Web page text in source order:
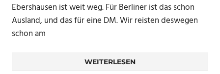
Ebershausen ist weit weg. Für Berliner ist das schon
Ausland, und das für eine DM. Wir reisten deswegen
schon am
WEITERLESEN